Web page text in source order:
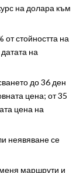
на долара към
от стойността на
на
до 36 ден
цена; от 35
цена на
неявяване се
маршрути и